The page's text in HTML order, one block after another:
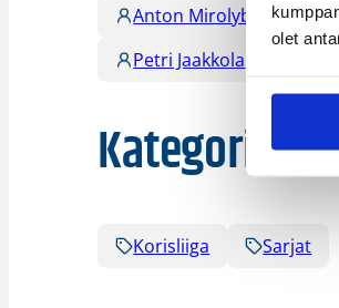
olet
Anton Mirolybov
Petri Jaakkola
Kategoriat
Korisliiga Sarjat